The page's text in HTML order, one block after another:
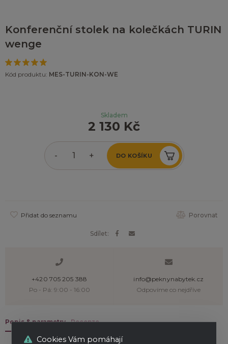
Konferenční stolek na kolečkách TURIN
wenge
Kód produktu: MES-TURIN-KON-WE
Skladem
2 130 Kč
- + DO KOŠÍKU
Přidat do seznamu Porovnat
Sdílet:
+420 705 205 388
Po - Pá: 9:00 - 16:00
info@peknynabytek.cz
Odpovíme co nejdříve
Popis & parametry Recenze
Cookies Vám pomáhají